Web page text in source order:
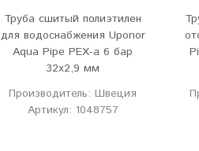
Труба сшитый полиэтилен
для водоснабжения Uponor
Aqua Pipe PEX-a 6 бар
32х2,9 мм
Производитель: Швеция
Артикул: 1048757